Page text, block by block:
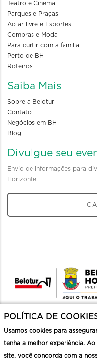
Teatro e Cinema
Parques e Praças
Ao ar livre e Esportes
Compras e Moda
Para curtir com a familia
Perto de BH
Roteiros
Saiba Mais
Sobre a Belotur
Contato
Negócios em BH
Blog
Divulgue seu
Envio de informações para
Horizonte
POLÍTICA DE
Usamos cookies para
tenha a melhor experiência. Ao
site, você concorda com a